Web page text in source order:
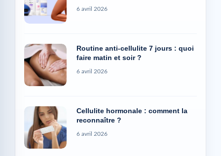
6 avril 2026
Routine anti-cellulite 7 jours : quoi
faire matin et soir ?
6 avril 2026
Cellulite hormonale : comment la
reconnaître ?
6 avril 2026